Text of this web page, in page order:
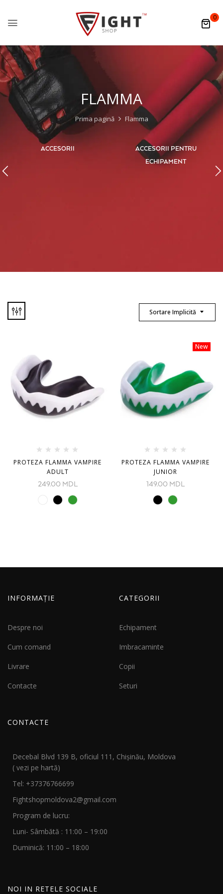
0
FLAMMA
Prima pagină Flamma
ACCESORII
ACCESORII PENTRU
ECHIPAMENT
Sortare Implicită
PROTEZA FLAMMA VAMPIRE
ADULT
249.00 MDL
New
PROTEZA FLAMMA VAMPIRE
JUNIOR
149.00 MDL
INFORMAȚIE
Despre noi
Cum comand
Livrare
Contacte
CATEGORII
Echipament
Imbracaminte
Copii
Seturi
CONTACTE
Decebal Blvd 139 B, oficiul 111, Chișinău, Moldova
( vezi pe hartă)
Tel: +37376766699
Fightshopmoldova2@gmail.com
Program de lucru:
Luni- Sâmbătă : 11:00 – 19:00
Duminică: 11:00 – 18:00
NOI IN RETELE SOCIALE